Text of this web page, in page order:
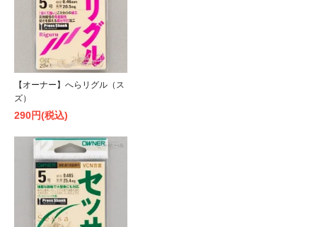
【オーナー】へらリグル（ス
ズ）
290円(税込)